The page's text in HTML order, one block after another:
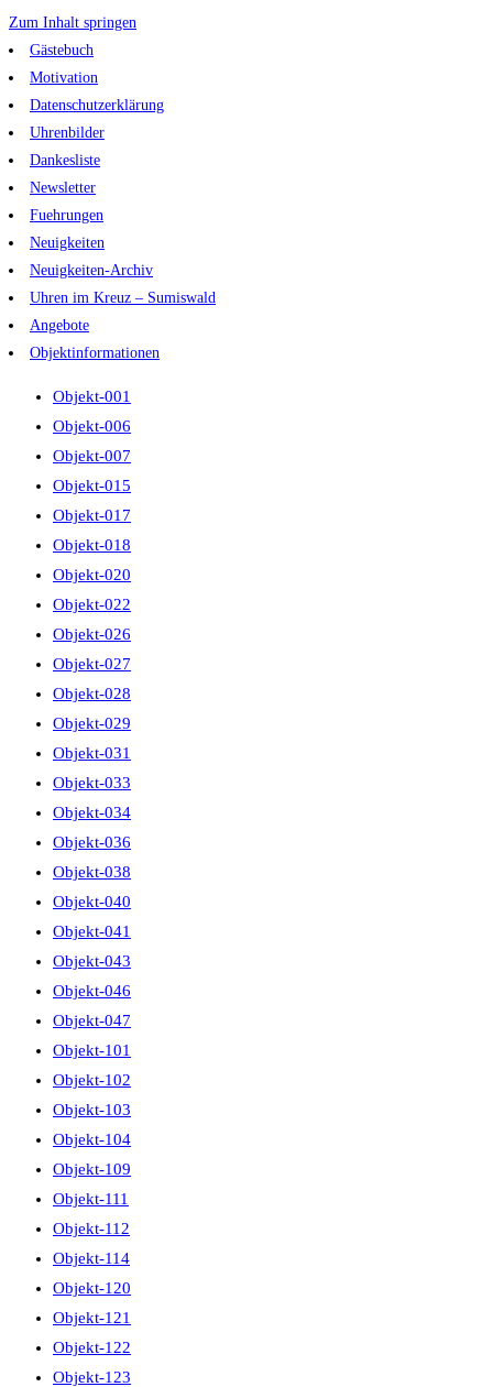
Zum Inhalt springen
Gästebuch
Motivation
Datenschutzerklärung
Uhrenbilder
Dankesliste
Newsletter
Fuehrungen
Neuigkeiten
Neuigkeiten-Archiv
Uhren im Kreuz – Sumiswald
Angebote
Objektinformationen
Objekt-001
Objekt-006
Objekt-007
Objekt-015
Objekt-017
Objekt-018
Objekt-020
Objekt-022
Objekt-026
Objekt-027
Objekt-028
Objekt-029
Objekt-031
Objekt-033
Objekt-034
Objekt-036
Objekt-038
Objekt-040
Objekt-041
Objekt-043
Objekt-046
Objekt-047
Objekt-101
Objekt-102
Objekt-103
Objekt-104
Objekt-109
Objekt-111
Objekt-112
Objekt-114
Objekt-120
Objekt-121
Objekt-122
Objekt-123